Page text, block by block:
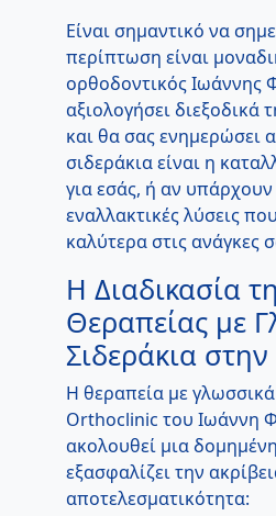
Είναι σημαντικό να
περίπτωση είναι
ορθοδοντικός Ιωάννης
αξιολογήσει διεξοδικά
και θα σας ενημερώσει
σιδεράκια είναι η
για εσάς, ή αν υπάρχουν
εναλλακτικές λύσεις
καλύτερα στις ανάγκες
Η Διαδικασία
Θεραπείας με
Σιδεράκια
Η θεραπεία με
Orthoclinic του Ιωάννη
ακολουθεί μια
εξασφαλίζει την
αποτελεσματικότητα: